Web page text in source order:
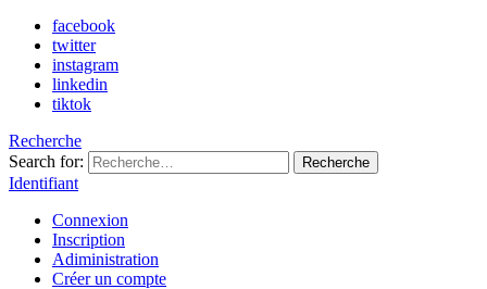
facebook
twitter
instagram
linkedin
tiktok
Recherche
Search for:
Recherche
Identifiant
Connexion
Inscription
Adiministration
Créer un compte